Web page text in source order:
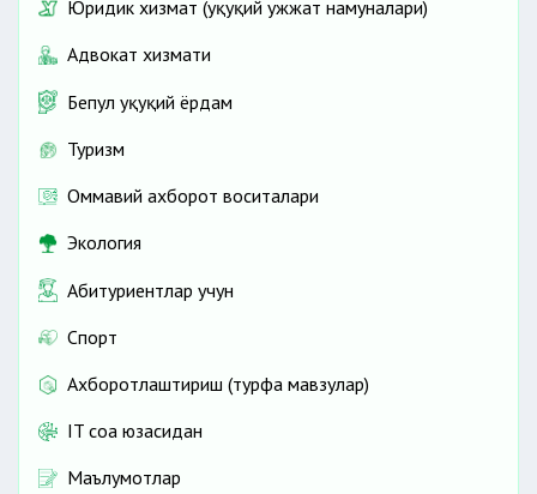
Юридик хизмат (ҳуқуқий ҳужжат намуналари)
Адвокат хизмати
Бепул ҳуқуқий ёрдам
Туризм
Оммавий ахборот воситалари
Экология
Абитуриентлар учун
Спорт
Ахборотлаштириш (турфа мавзулар)
IT соҳа юзасидан
Маълумотлар